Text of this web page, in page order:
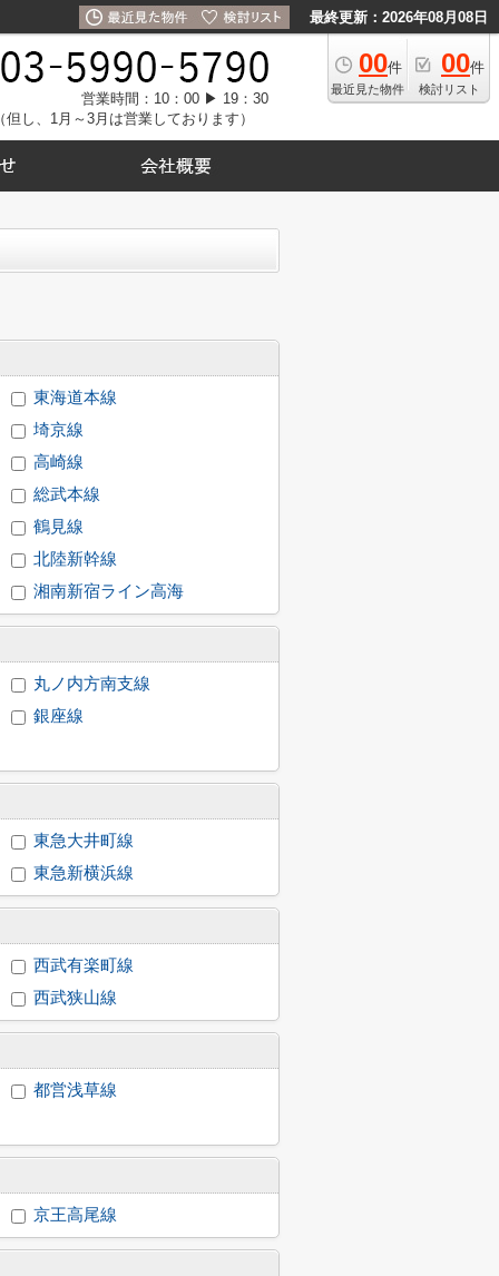
最終更新：2026年08月08日
00件
最近見た物件
00件
検討リスト
営業時間：10：00 ▶ 19：30
但し、1月～3月は営業しております）
東海道本線
埼京線
高崎線
総武本線
鶴見線
北陸新幹線
湘南新宿ライン高海
丸ノ内方南支線
銀座線
東急大井町線
東急新横浜線
西武有楽町線
西武狭山線
都営浅草線
京王高尾線